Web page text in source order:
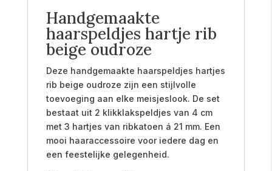
Handgemaakte
haarspeldjes hartje rib
beige oudroze
Deze handgemaakte haarspeldjes hartjes
rib beige oudroze zijn een stijlvolle
toevoeging aan elke meisjeslook. De set
bestaat uit 2 klikklakspeldjes van 4 cm
met 3 hartjes van ribkatoen á 21 mm. Een
mooi haaraccessoire voor iedere dag en
een feestelijke gelegenheid.